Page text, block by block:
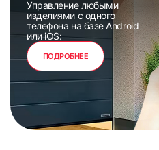
Управление любыми
изделиями с одного
телефона на базе Android
или iOS:
ПОДРОБНЕЕ